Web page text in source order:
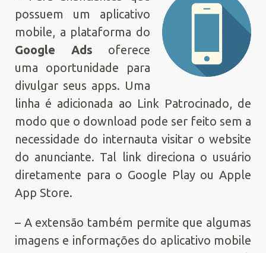
possuem um aplicativo
mobile, a plataforma do
Google Ads oferece
uma oportunidade para
divulgar seus apps. Uma
linha é adicionada ao Link Patrocinado, de
modo que o download pode ser feito sem a
necessidade do internauta visitar o website
do anunciante. Tal link direciona o usuário
diretamente para o Google Play ou Apple
App Store.
– A extensão também permite que algumas
imagens e informações do aplicativo mobile